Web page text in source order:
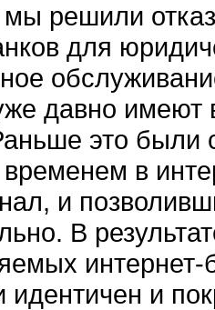
решили
для
давно имеют
это были
в
и
В
идентичен и